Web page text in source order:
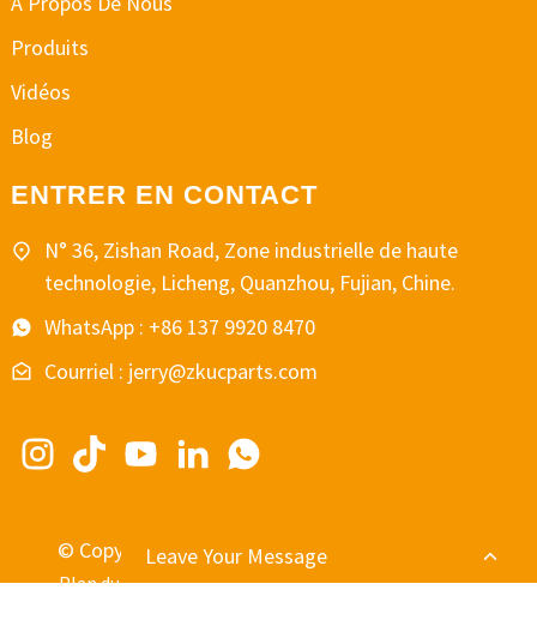
Produits
Vidéos
Blog
ENTRER EN CONTACT
N° 36, Zishan Road, Zone industrielle de haute
technologie, Licheng, Quanzhou, Fujian, Chine.
WhatsApp : +86 137 9920 8470
Courriel : jerry@zkucparts.com
© Copyright - 2010-2024 : Tous droits réservés.
Plan du site-MEILLEUR BLOG-Recherche principale
Leave Your Message